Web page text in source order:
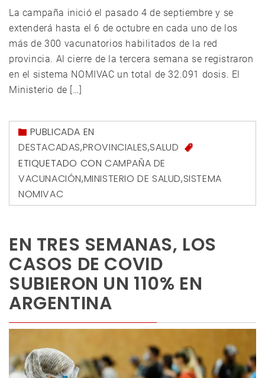
La campaña inició el pasado 4 de septiembre y se
extenderá hasta el 6 de octubre en cada uno de los
más de 300 vacunatorios habilitados de la red
provincia. Al cierre de la tercera semana se registraron
en el sistema NOMIVAC un total de 32.091 dosis. El
Ministerio de […]
PUBLICADA EN
DESTACADAS,PROVINCIALES,SALUD
ETIQUETADO CON CAMPAÑA DE
VACUNACIÓN,MINISTERIO DE SALUD,SISTEMA
NOMIVAC
EN TRES SEMANAS, LOS
CASOS DE COVID
SUBIERON UN 110% EN
ARGENTINA